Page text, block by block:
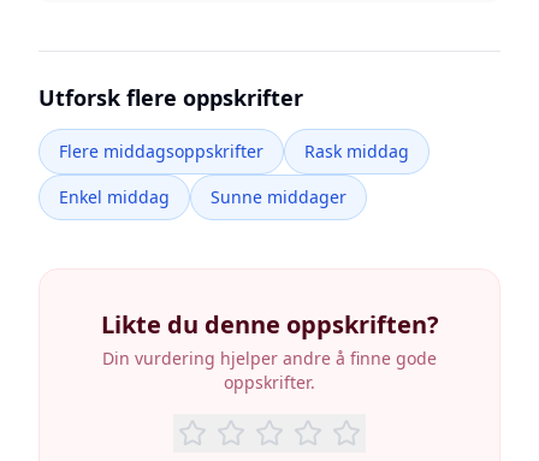
Utforsk flere oppskrifter
Flere middagsoppskrifter
Rask middag
Enkel middag
Sunne middager
Likte du denne oppskriften?
Din vurdering hjelper andre å finne gode
oppskrifter.